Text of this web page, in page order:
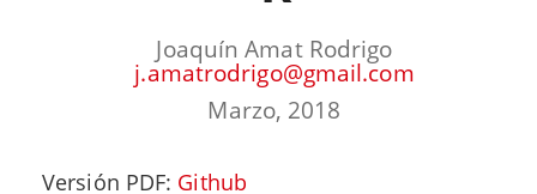
Joaquín Amat Rodrigo
j.amatrodrigo@gmail.com
Marzo, 2018
Versión PDF: Github